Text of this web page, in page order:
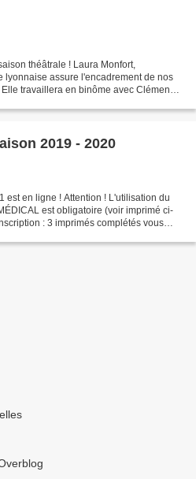
théâtrale ! Laura Monfort,
lyonnaise assure l'encadrement de nos
travaillera en binôme avec Clémence
2019 - 2020
est en ligne ! Attention ! L'utilisation du
est obligatoire (voir imprimé ci-
: 3 imprimés complétés vous